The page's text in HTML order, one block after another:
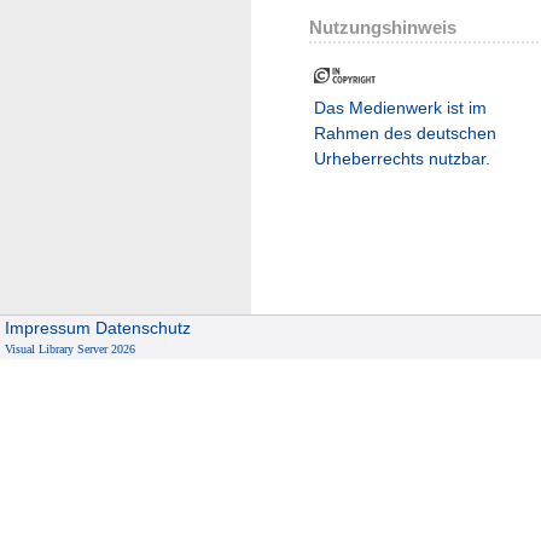
Nutzungshinweis
Das Medienwerk ist im
Rahmen des deutschen
Urheberrechts nutzbar.
Impressum Datenschutz
Visual Library Server 2026